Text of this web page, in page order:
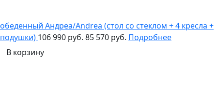
обеденный Андреа/Andrea (стол со стеклом + 4 кресла +
подушки) 106 990 руб. 85 570 руб. Подробнее
В корзину